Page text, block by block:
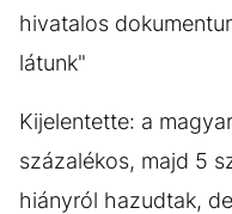
hivatalos
látunk"
Kijelentette: a
százalékos, majd 5
hiányról hazudtak,